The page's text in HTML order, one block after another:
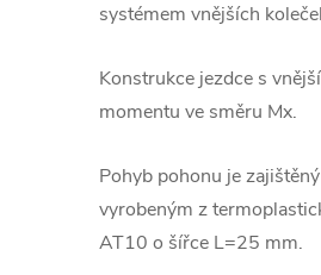
systémem vnějších
Konstrukce jezdce s
momentu ve směru Mx.
Pohyb pohonu je
vyrobeným z
AT10 o šířce L=25 mm.